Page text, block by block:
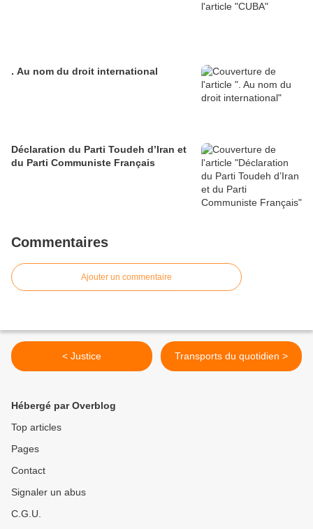
. Au nom du droit international
Déclaration du Parti Toudeh d’Iran et
du Parti Communiste Français
Commentaires
Ajouter un commentaire
< Justice Transports du quotidien >
Hébergé par Overblog
Top articles
Pages
Contact
Signaler un abus
C.G.U.